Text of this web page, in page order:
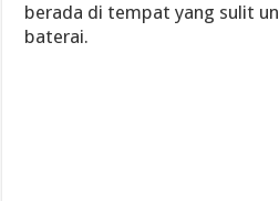
berada di tempat yang sulit
baterai.